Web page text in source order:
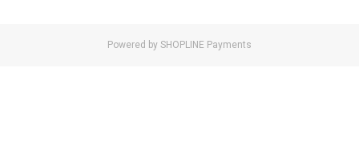
Powered by SHOPLINE Payments